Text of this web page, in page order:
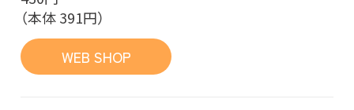
（本体 391円）
WEB SHOP